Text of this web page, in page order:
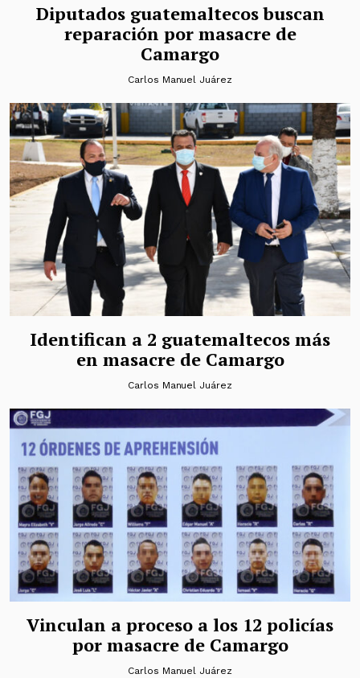
Diputados guatemaltecos buscan
reparación por masacre de
Camargo
Carlos Manuel Juárez
Identifican a 2 guatemaltecos más
en masacre de Camargo
Carlos Manuel Juárez
Vinculan a proceso a los 12 policías
por masacre de Camargo
Carlos Manuel Juárez